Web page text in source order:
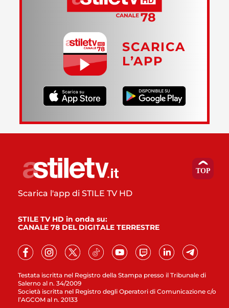
SCARICA
L’APP
Testata iscritta nel Registro della Stampa presso il Tribunale di
Salerno al n. 34/2009
Società iscritta nel Registro degli Operatori di Comunicazione c/o
l’AGCOM al n. 20133
Scarica l'app di STILE TV HD
STILE TV HD in onda su:
CANALE 78 DEL DIGITALE TERRESTRE